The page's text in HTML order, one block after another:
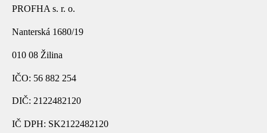
PROFHA s. r. o.
Nanterská 1680/19
010 08 Žilina
IČO: 56 882 254
DIČ: 2122482120
IČ DPH: SK2122482120